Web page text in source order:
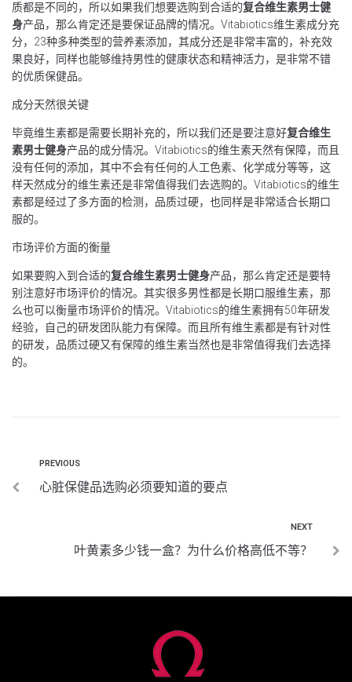
质都是不同的，所以如果我们想要选购到合适的复合维生素男士健
身产品，那么肯定还是要保证品牌的情况。Vitabiotics维生素成分充
分，23种多种类型的营养素添加，其成分还是非常丰富的，补充效
果良好，同样也能够维持男性的健康状态和精神活力，是非常不错
的优质保健品。
成分天然很关键
毕竟维生素都是需要长期补充的，所以我们还是要注意好复合维生
素男士健身产品的成分情况。Vitabiotics的维生素天然有保障，而且
没有任何的添加，其中不会有任何的人工色素、化学成分等等，这
样天然成分的维生素还是非常值得我们去选购的。Vitabiotics的维生
素都是经过了多方面的检测，品质过硬，也同样是非常适合长期口
服的。
市场评价方面的衡量
如果要购入到合适的复合维生素男士健身产品，那么肯定还是要特
别注意好市场评价的情况。其实很多男性都是长期口服维生素，那
么也可以衡量市场评价的情况。Vitabiotics的维生素拥有50年研发
经验，自己的研发团队能力有保障。而且所有维生素都是有针对性
的研发，品质过硬又有保障的维生素当然也是非常值得我们去选择
的。
PREVIOUS
心脏保健品选购必须要知道的要点
NEXT
叶黄素多少钱一盒？为什么价格高低不等？